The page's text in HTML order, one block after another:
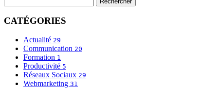
CATÉGORIES
Actualité 29
Communication 20
Formation 1
Productivité 5
Réseaux Sociaux 29
Webmarketing 31